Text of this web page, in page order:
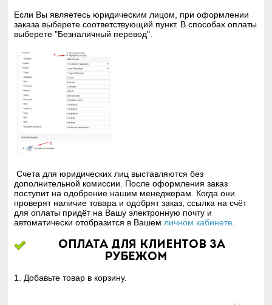
Если Вы являетесь юридическим лицом, при оформлении
заказа выберете соответствующий пункт. В способах оплаты
выберете "Безналичный перевод".
Счета для юридических лиц выставляются без
дополнительной комиссии. После оформления заказ
поступит на одобрение нашим менеджерам. Когда они
проверят наличие товара и одобрят заказ, ссылка на счёт
для оплаты придёт на Вашу электронную почту и
автоматически отобразится в Вашем личном кабинете
Оплата для клиентов за
рубежом
1. Добавьте товар в корзину.